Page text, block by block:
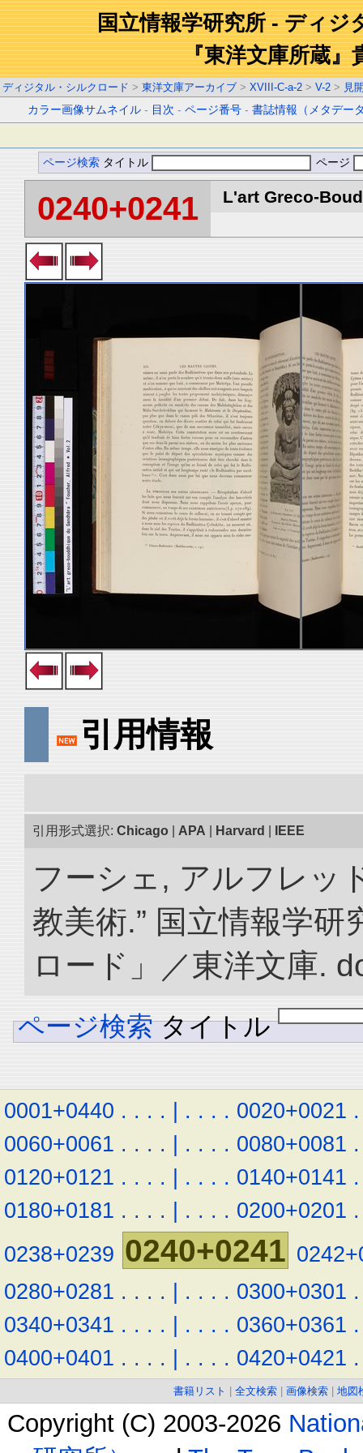
国立情報学研究所 - ディジ
『東洋文庫所蔵』
ディジタル・シルクロード > 東洋文庫アーカイブ > XVIII-C-a-2 > V-2 > 見
カラー画像サムネイル - 目次 -ページ番号 -書誌情報（メタデー
ページ検索 タイトル ページ
0240+0241 L'art Greco-
引用情報
引用形式選択: Chicago APA Harvard IEEE
フーシェ, アルフレッ
教美術.” 国立情報学
ロード」／東洋文庫.
ページ検索 タイトル
0001+0440 . . . . | . . . . 0020+0021 .
0060+0061 . . . . | . . . . 0080+0081 .
0120+0121 . . . . | . . . . 0140+0141 .
0180+0181 . . . . | . . . . 0200+0201 .
0238+0239 0240+0241
0280+0281 . . . . | . . . . 0300+0301 .
0340+0341 . . . . | . . . . 0360+0361 .
0400+0401 . . . . | . . . . 0420+0421 .
書籍リスト 全文検索 画像検索 地図
Copyright (C) 2003-2026